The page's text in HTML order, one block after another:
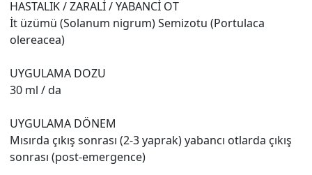
HASTALIK / ZARALİ / YABANCİ OT
İt üzümü (Solanum nigrum) Semizotu (Portulaca
olereacea)
UYGULAMA DOZU
30 ml / da
UYGULAMA DÖNEM
Mısırda çıkış sonrası (2-3 yaprak) yabancı otlarda çıkış
sonrası (post-emergence)